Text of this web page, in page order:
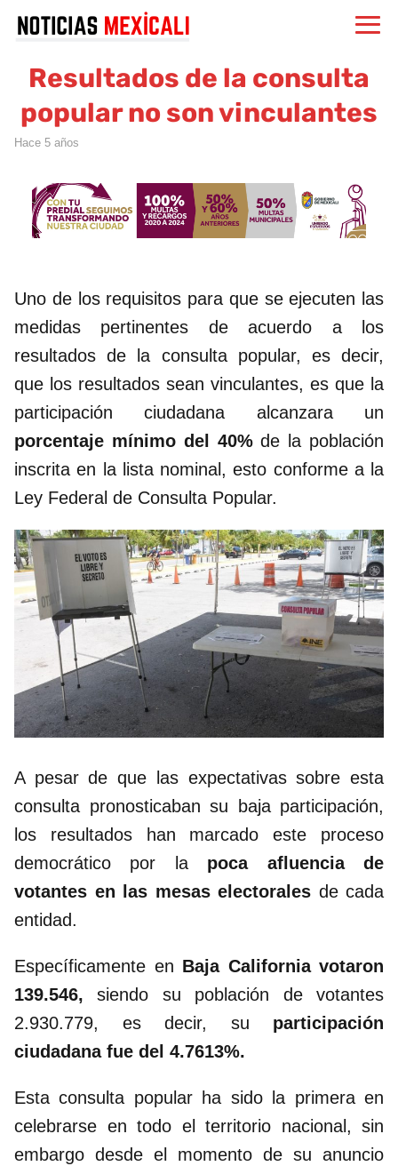
Resultados de la consulta
popular no son vinculantes
hace 5 años
Uno de los requisitos para que se ejecuten las
medidas pertinentes de acuerdo a los
resultados de la consulta popular, es decir,
que los resultados sean vinculantes, es que la
participación ciudadana alcanzara un
porcentaje mínimo del 40%de la población
inscrita en la lista nominal, esto conforme a la
Ley Federal de Consulta Popular.
A pesar de que las expectativas sobre esta
consulta pronosticaban su baja participación,
los resultados han marcado este proceso
democrático por la poca afluencia de
votantes en las mesas electorales de cada
entidad.
Específicamente en Baja California votaron
139.546, siendo su población de votantes
2.930.779, es decir, su participación
ciudadana fue del 4.7613%.
Esta consulta popular ha sido la primera en
celebrarse en todo el territorio nacional, sin
embargo desde el momento de su anuncio